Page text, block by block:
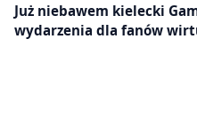
Już niebawem kielecki
wydarzenia dla fanów